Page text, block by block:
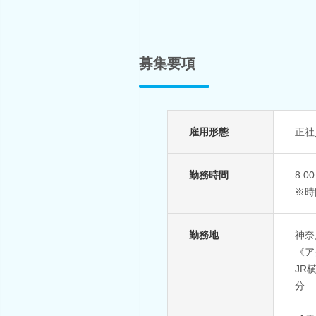
募集要項
雇用形態 正
勤務時間
※時
勤務地
神
《
JR
分